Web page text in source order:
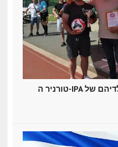
טורניר ה-IPA גייס 19,440 אירו עבור ילדיהם של